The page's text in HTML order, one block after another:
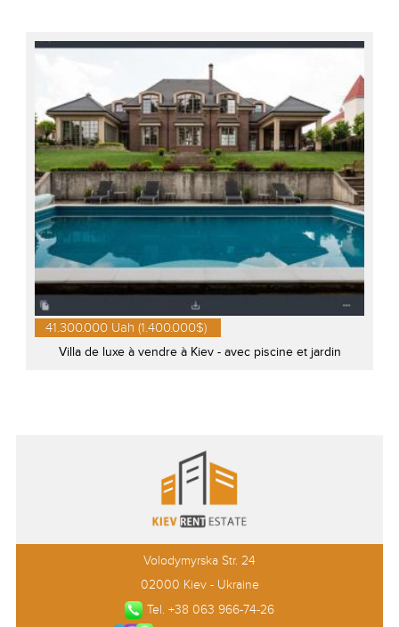
41.300.000 Uah (1.400.000$)
Villa de luxe à vendre à Kiev - avec piscine et jardin
Volodymyrska Str. 24
02000 Kiev - Ukraine
Tel. +38 063 966-74-26